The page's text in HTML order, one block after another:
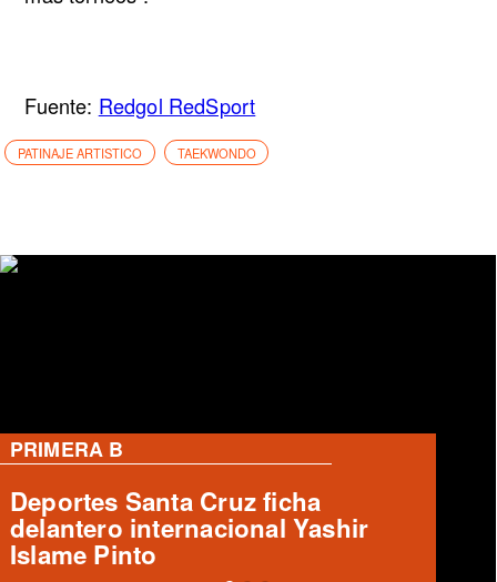
Fuente: Redgol RedSport
PATINAJE ARTISTICO TAEKWONDO
PRIMERA B
Deportes Temuco presenta a Luis
Casanova, nuevo refuerzo